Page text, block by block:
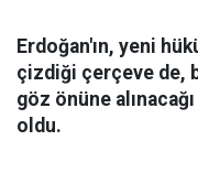
Erdoğan'ın, yeni
çizdiği çerçeve de,
göz önüne
oldu.